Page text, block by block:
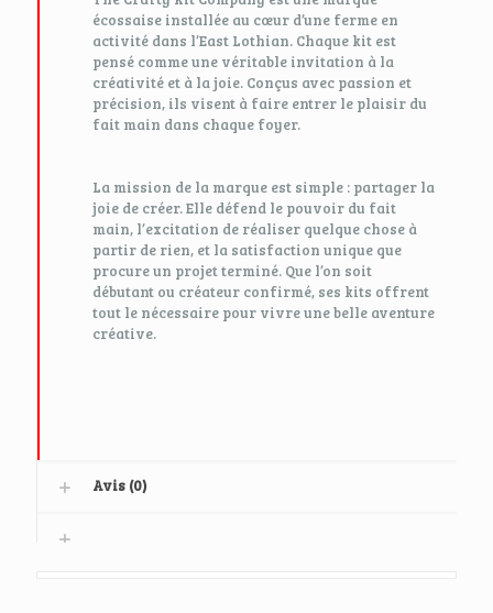
écossaise installée au cœur d’une ferme en
activité dans l’East Lothian. Chaque kit est
pensé comme une véritable invitation à la
créativité et à la joie. Conçus avec passion et
précision, ils visent à faire entrer le plaisir du
fait main dans chaque foyer.
La mission de la marque est simple : partager la
joie de créer. Elle défend le pouvoir du fait
main, l’excitation de réaliser quelque chose à
partir de rien, et la satisfaction unique que
procure un projet terminé. Que l’on soit
débutant ou créateur confirmé, ses kits offrent
tout le nécessaire pour vivre une belle aventure
créative.
Avis (0)